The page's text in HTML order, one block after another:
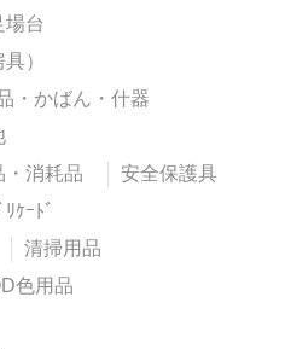
場台
）
・かばん・什器
・消耗品
安全保護具
ｹｰﾄﾞ
清掃用品
色用品